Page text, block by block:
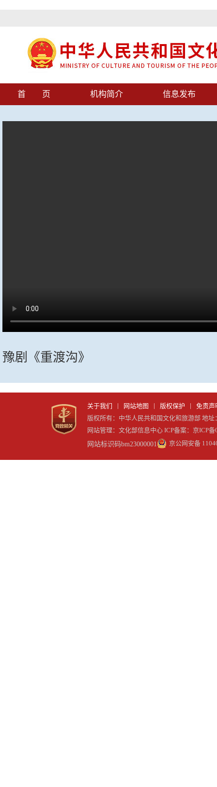
首 页 机构简介 信息发布
豫剧《重渡沟》
关于我们 | 网站地图 | 版权保护 |
免责声
版权所有：中华人民共和国文化和旅游部 地
网站管理：文化部信息中心 ICP备案：京ICP
网站标识码bm23000001
京公网安备